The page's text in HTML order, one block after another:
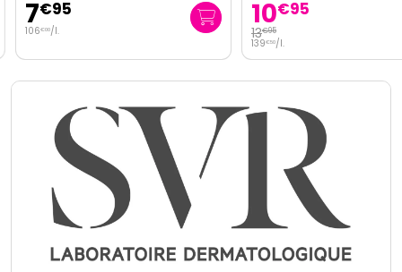
7€95
106€00/l. 10€95
13€95
139€50/l.